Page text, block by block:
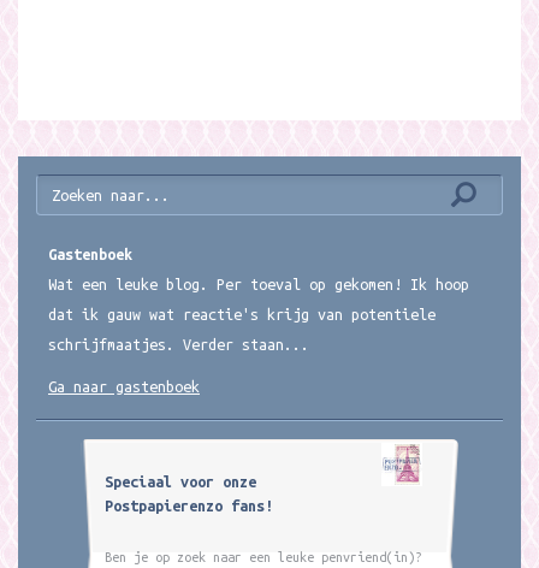
Gastenboek
Wat een leuke blog. Per toeval op gekomen! Ik hoop
dat ik gauw wat reactie's krijg van potentiele
schrijfmaatjes. Verder staan...
Ga naar gastenboek
Speciaal voor onze
Postpapierenzo fans!
Ben je op zoek naar een leuke penvriend(in)?